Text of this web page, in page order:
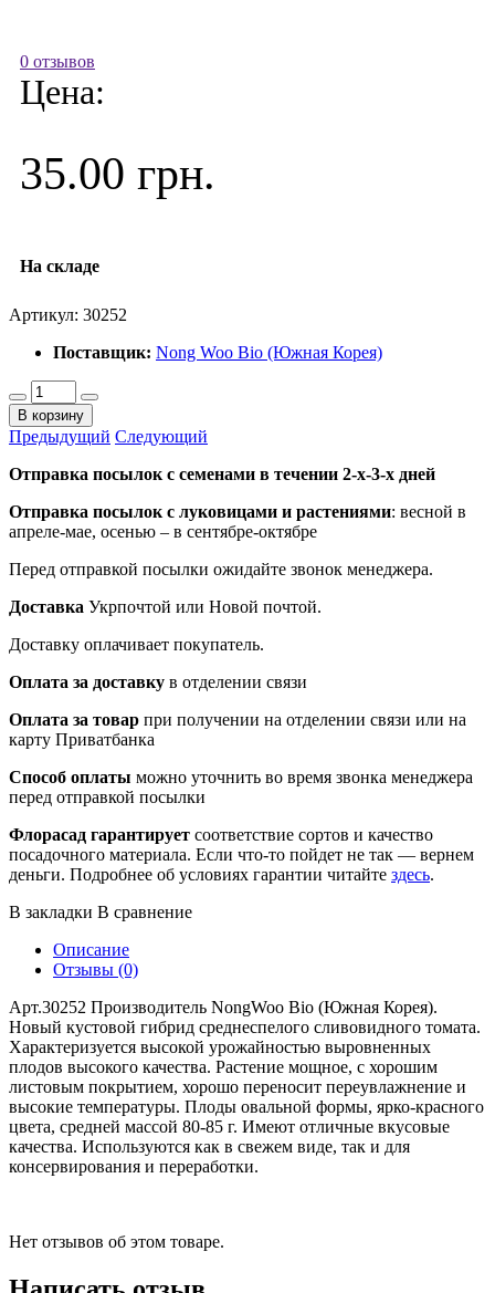
0 отзывов
Цена:
35.00 грн.
На складе
Артикул: 30252
Поставщик: Nong Woo Bio (Южная Корея)
В корзину
Предыдущий Следующий
Отправка посылок с семенами в течении 2-х-3-х дней
Отправка посылок с луковицами и растениями: весной в
апреле-мае, осенью – в сентябре-октябре
Перед отправкой посылки ожидайте звонок менеджера.
Доставка Укрпочтой или Новой почтой.
Доставку оплачивает покупатель.
Оплата за доставку в отделении связи
Оплата за товар при получении на отделении связи или на
карту Приватбанка
Способ оплаты можно уточнить во время звонка менеджера
перед отправкой посылки
Флорасад гарантирует соответствие сортов и качество
посадочного материала. Если что-то пойдет не так — вернем
деньги. Подробнее об условиях гарантии читайте здесь.
В закладки В сравнение
Описание
Отзывы (0)
Арт.30252 Производитель NongWoo Bio (Южная Корея).
Новый кустовой гибрид среднеспелого сливовидного томата.
Характеризуется высокой урожайностью выровненных
плодов высокого качества. Растение мощное, с хорошим
листовым покрытием, хорошо переносит переувлажнение и
высокие температуры. Плоды овальной формы, ярко-красного
цвета, средней массой 80-85 г. Имеют отличные вкусовые
качества. Используются как в свежем виде, так и для
консервирования и переработки.
Нет отзывов об этом товаре.